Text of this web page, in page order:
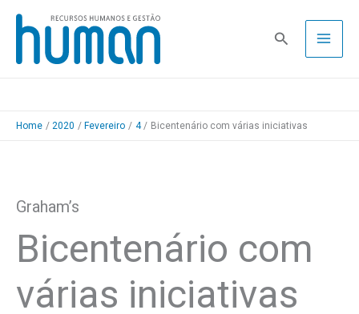
Skip
content
Pesquisa
Home 2020 Fevereiro 4 Bicentenário com várias iniciativas
Graham’s
Bicentenário com
várias iniciativas